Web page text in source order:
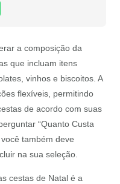
a composição da
que incluam itens
vinhos e biscoitos. A
flexíveis, permitindo
de acordo com suas
“Quanto Custa
também deve
na sua seleção.
cestas de Natal é a